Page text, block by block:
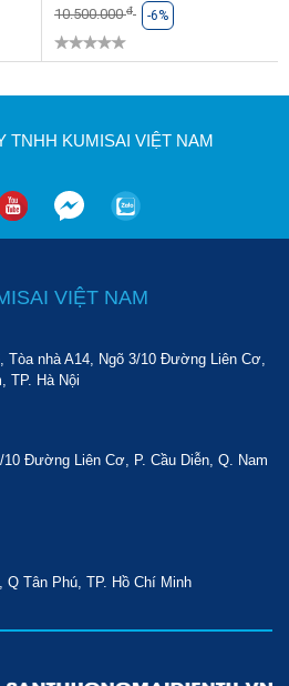
bộ phận khác bên trong máy. Nhờ
kéo dài, không tốn kém chi phí bảo
đầu tư vào sản phẩm máy nén khí
thương mại điện tử Hoàng Liên
10.500.000đ -6%
TNHH KUMISAI VIỆT NAM
VIỆT NAM
Tòa nhà A14, Ngõ 3/10 Đường Liên Cơ,
TP. Hà Nội
10 Đường Liên Cơ, P. Cầu Diễn, Q. Nam
Tân Phú, TP. Hồ Chí Minh